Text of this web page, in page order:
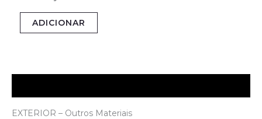
ADICIONAR
EXTERIOR – Outros Materiais